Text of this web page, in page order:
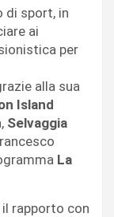
di sport, in
ai
per
alla sua
Island
Selvaggia
La
rapporto con